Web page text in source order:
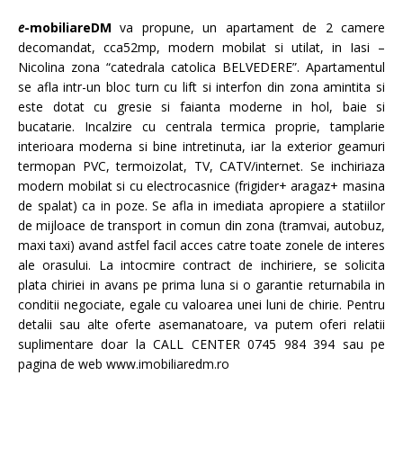
e-mobiliareDM va propune, un apartament de 2 camere
decomandat, cca52mp, modern mobilat si utilat, in Iasi –
Nicolina zona “catedrala catolica BELVEDERE”. Apartamentul
se afla intr-un bloc turn cu lift si interfon din zona amintita si
este dotat cu gresie si faianta moderne in hol, baie si
bucatarie. Incalzire cu centrala termica proprie, tamplarie
interioara moderna si bine intretinuta, iar la exterior geamuri
termopan PVC, termoizolat, TV, CATV/internet. Se inchiriaza
modern mobilat si cu electrocasnice (frigider+ aragaz+ masina
de spalat) ca in poze. Se afla in imediata apropiere a statiilor
de mijloace de transport in comun din zona (tramvai, autobuz,
maxi taxi) avand astfel facil acces catre toate zonele de interes
ale orasului. La intocmire contract de inchiriere, se solicita
plata chiriei in avans pe prima luna si o garantie returnabila in
conditii negociate, egale cu valoarea unei luni de chirie. Pentru
detalii sau alte oferte asemanatoare, va putem oferi relatii
suplimentare doar la CALL CENTER 0745 984 394 sau pe
pagina de web www.imobiliaredm.ro